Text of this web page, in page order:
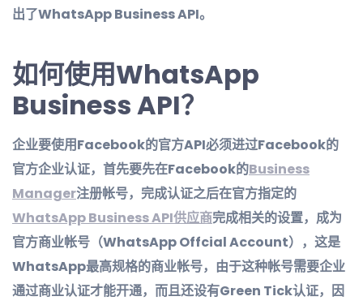
出了WhatsApp Business API。
如何使用WhatsApp
Business API？
企业要使用Facebook的官方API必须进过Facebook的
官方企业认证，首先要先在Facebook的Business
Manager注册帐号，完成认证之后在官方指定的
WhatsApp Business API供应商完成相关的设置，成为
官方商业帐号（WhatsApp Offcial Account），这是
WhatsApp最高规格的商业帐号，由于这种帐号需要企业
通过商业认证才能开通，而且还设有Green Tick认证，因